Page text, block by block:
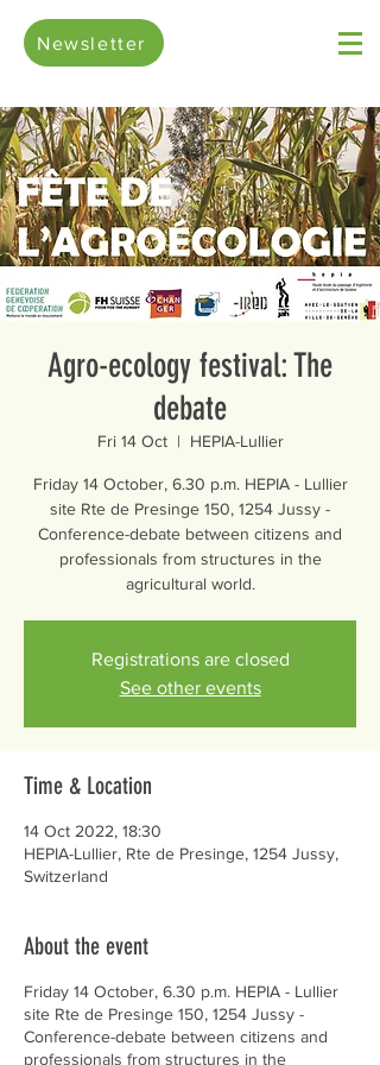
Newsletter
Agro-ecology festival: The
debate
Fri 14 Oct
  |
HEPIA-Lullier
Friday 14 October, 6.30 p.m. HEPIA - Lullier
site Rte de Presinge 150, 1254 Jussy -
Conference-debate between citizens and
professionals from structures in the
agricultural world.
Registrations are closed
See other events
Time & Location
14 Oct 2022, 18:30
HEPIA-Lullier, Rte de Presinge, 1254 Jussy,
Switzerland
About the event
Friday 14 October, 6.30 p.m. HEPIA - Lullier
site Rte de Presinge 150, 1254 Jussy -
Conference-debate between citizens and
professionals from structures in the